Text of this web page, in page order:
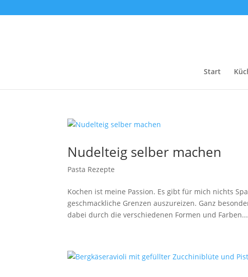
Start
Nudelteig selber machen
Pasta Rezepte
Kochen ist meine Passion. Es gibt für mich nichts
geschmackliche Grenzen auszureizen. Ganz
dabei durch die verschiedenen Formen und Farben...